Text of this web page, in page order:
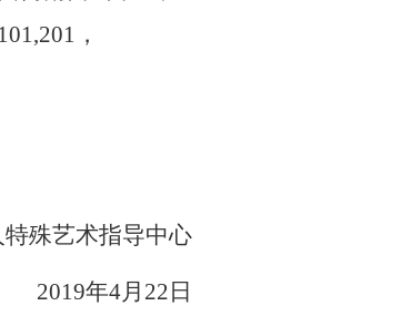
，
殊艺术指导中心
年4月 22 日